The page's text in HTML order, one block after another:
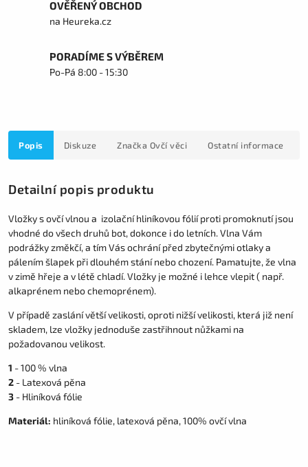
OVĚŘENÝ OBCHOD
na Heureka.cz
PORADÍME S VÝBĚREM
Po-Pá 8:00 - 15:30
Popis Diskuze Značka Ovčí věci Ostatní informace
Detailní popis produktu
Vložky s ovčí vlnou a izolační hliníkovou fólií proti promoknutí jsou
vhodné do všech druhů bot, dokonce i do letních. Vlna Vám
podrážky změkčí, a tím Vás ochrání před zbytečnými otlaky a
pálením šlapek při dlouhém stání nebo chození. Pamatujte, že vlna
v zimě hřeje a v létě chladí. Vložky je možné i lehce vlepit ( např.
alkaprénem nebo chemoprénem).
V případě zaslání větší velikosti, oproti nižší velikosti, která již není
skladem, lze vložky jednoduše zastřihnout nůžkami na
požadovanou velikost.
1 - 100 % vlna
2 - Latexová pěna
3 - Hliníková fólie
Materiál: hliníková fólie, latexová pěna, 100% ovčí vlna